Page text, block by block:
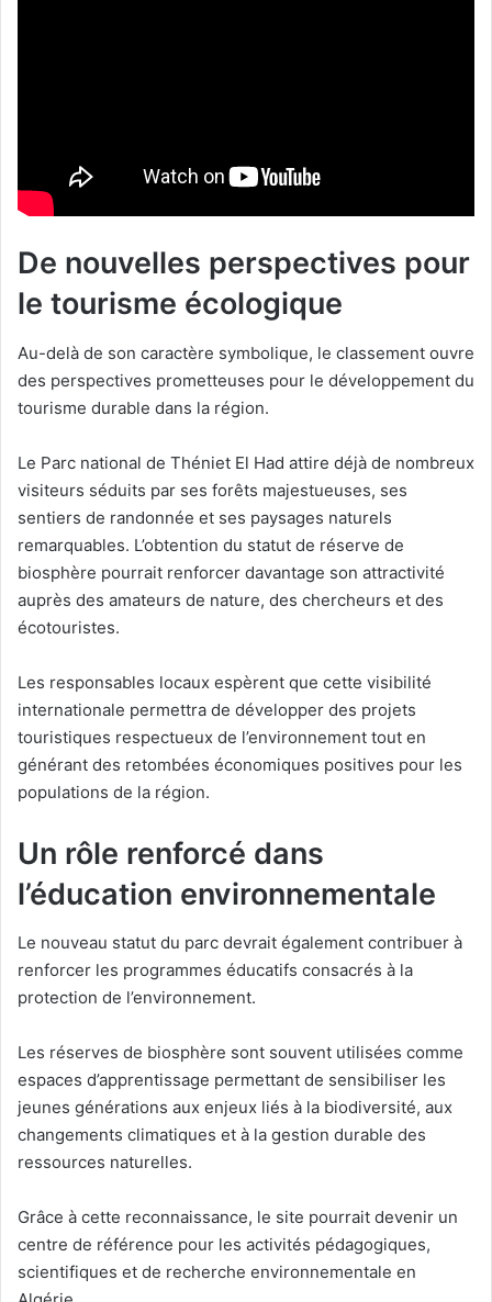
De nouvelles perspectives pour
le tourisme écologique
Au-delà de son caractère symbolique, le classement ouvre
des perspectives prometteuses pour le développement du
tourisme durable dans la région.
Le Parc national de Théniet El Had attire déjà de nombreux
visiteurs séduits par ses forêts majestueuses, ses
sentiers de randonnée et ses paysages naturels
remarquables. L’obtention du statut de réserve de
biosphère pourrait renforcer davantage son attractivité
auprès des amateurs de nature, des chercheurs et des
écotouristes.
Les responsables locaux espèrent que cette visibilité
internationale permettra de développer des projets
touristiques respectueux de l’environnement tout en
générant des retombées économiques positives pour les
populations de la région.
Un rôle renforcé dans
l’éducation environnementale
Le nouveau statut du parc devrait également contribuer à
renforcer les programmes éducatifs consacrés à la
protection de l’environnement.
Les réserves de biosphère sont souvent utilisées comme
espaces d’apprentissage permettant de sensibiliser les
jeunes générations aux enjeux liés à la biodiversité, aux
changements climatiques et à la gestion durable des
ressources naturelles.
Grâce à cette reconnaissance, le site pourrait devenir un
centre de référence pour les activités pédagogiques,
scientifiques et de recherche environnementale en